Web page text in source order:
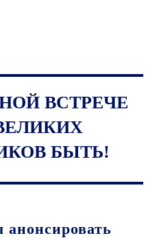
ВСТРЕЧЕ
БЫТЬ!